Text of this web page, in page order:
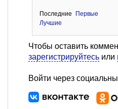
Последние
Первые
Лучшие
Чтобы оставить
зарегистрируйтесь или
Войти через